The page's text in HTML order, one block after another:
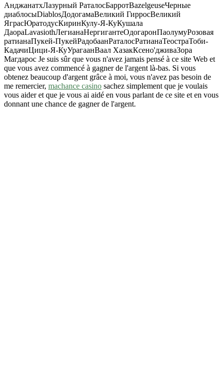
АнджанатхЛазурный РаталосБарротBazelgeuseЧерные
диаблосыDiablosДодогамаВеликий ГирросВеликий
ЯграсЮратодусКиринКулу-Я-КуКушала
ДаораLavasiothЛегианаНергигантеОдогаронПаолумуРозовая
ратианаПукей-ПукейРадобаанРаталосРатианаТеостраТоби-
КадачиЦици-Я-КуУрагаанВаал ХазакКсено'дживаЗора
Магдарос Je suis sûr que vous n'avez jamais pensé à ce site Web et
que vous avez commencé à gagner de l'argent là-bas. Si vous
obtenez beaucoup d'argent grâce à moi, vous n'avez pas besoin de
me remercier, machance casino sachez simplement que je voulais
vous aider et que je vous ai aidé en vous parlant de ce site et en vous
donnant une chance de gagner de l'argent.